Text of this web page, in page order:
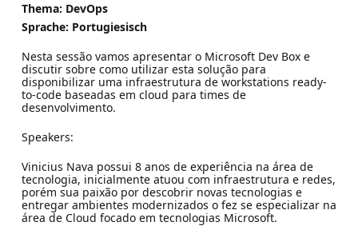
Thema: DevOps
Sprache: Portugiesisch
Nesta sessão vamos apresentar o Microsoft Dev Box e
discutir sobre como utilizar esta solução para
disponibilizar uma infraestrutura de workstations ready-
to-code baseadas em cloud para times de
desenvolvimento.
Speakers:
Vinicius Nava possui 8 anos de experiência na área de
tecnologia, inicialmente atuou com infraestrutura e redes,
porém sua paixão por descobrir novas tecnologias e
entregar ambientes modernizados o fez se especializar na
área de Cloud focado em tecnologias Microsoft.